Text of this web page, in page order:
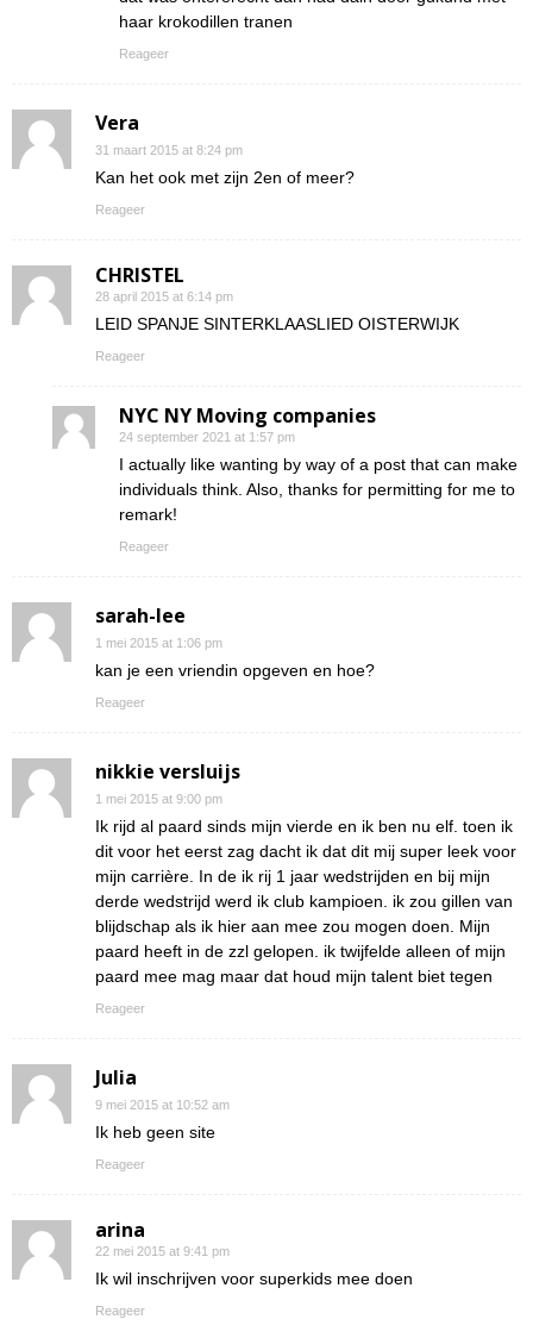
haar krokodillen tranen
Reageer
Vera
31 maart 2015 at 8:24 pm
Kan het ook met zijn 2en of meer?
Reageer
CHRISTEL
28 april 2015 at 6:14 pm
LEID SPANJE SINTERKLAASLIED OISTERWIJK
Reageer
NYC NY Moving companies
24 september 2021 at 1:57 pm
I actually like wanting by way of a post that can make
individuals think. Also, thanks for permitting for me to
remark!
Reageer
sarah-lee
1 mei 2015 at 1:06 pm
kan je een vriendin opgeven en hoe?
Reageer
nikkie versluijs
1 mei 2015 at 9:00 pm
Ik rijd al paard sinds mijn vierde en ik ben nu elf. toen ik
dit voor het eerst zag dacht ik dat dit mij super leek voor
mijn carrière. In de ik rij 1 jaar wedstrijden en bij mijn
derde wedstrijd werd ik club kampioen. ik zou gillen van
blijdschap als ik hier aan mee zou mogen doen. Mijn
paard heeft in de zzl gelopen. ik twijfelde alleen of mijn
paard mee mag maar dat houd mijn talent biet tegen
Reageer
Julia
9 mei 2015 at 10:52 am
Ik heb geen site
Reageer
arina
22 mei 2015 at 9:41 pm
Ik wil inschrijven voor superkids mee doen
Reageer